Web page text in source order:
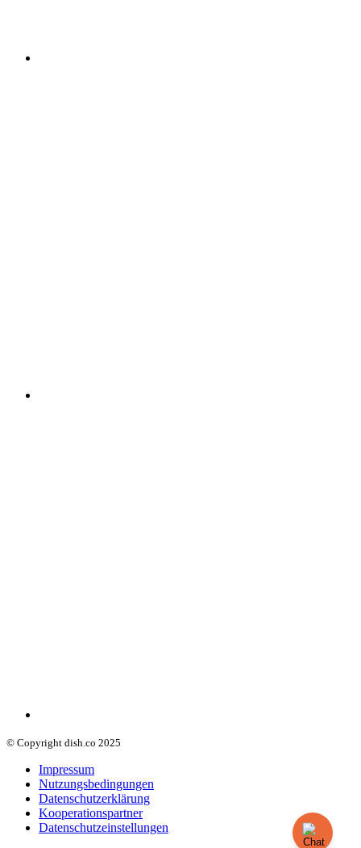
© Copyright dish.co 2025
Impressum
Nutzungsbedingungen
Datenschutzerklärung
Kooperationspartner
Datenschutzeinstellungen